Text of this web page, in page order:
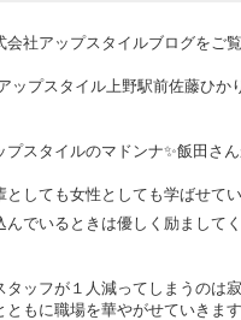
会社アップスタイルブログをご
ップスタイル上野駅前佐藤ひか
プスタイルのマドンナ✨飯田さ
としても女性としても学ばせて
んでいるときは優しく励まして
タッフが１人減ってしまうのは寂
ともに職場を華やがせていきま